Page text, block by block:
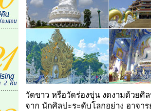
วัดขาว หรือวัดร่องขุ่น งดงามด้วยศิ
จาก นักศิลปะระดับโลกอย่าง อาจ